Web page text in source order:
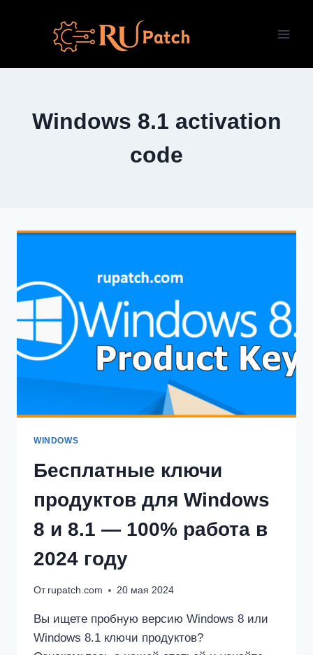
содержимому
Windows 8.1 activation
code
WINDOWS
Бесплатные ключи
продуктов для Windows
8 и 8.1 — 100% работа в
2024 году
От rupatch.com 20 мая 2024
Вы ищете пробную версию Windows 8 или
Windows 8.1 ключи продуктов?